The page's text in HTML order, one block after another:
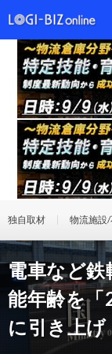
独自取材 物流施設
電車など鉄
能年齢を
に引き上げ